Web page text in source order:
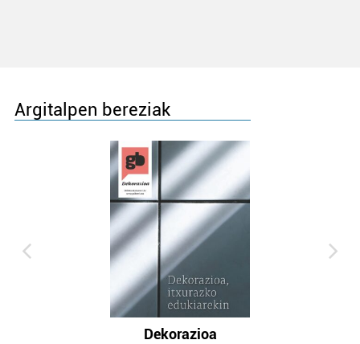
Argitalpen bereziak
Dekorazioa